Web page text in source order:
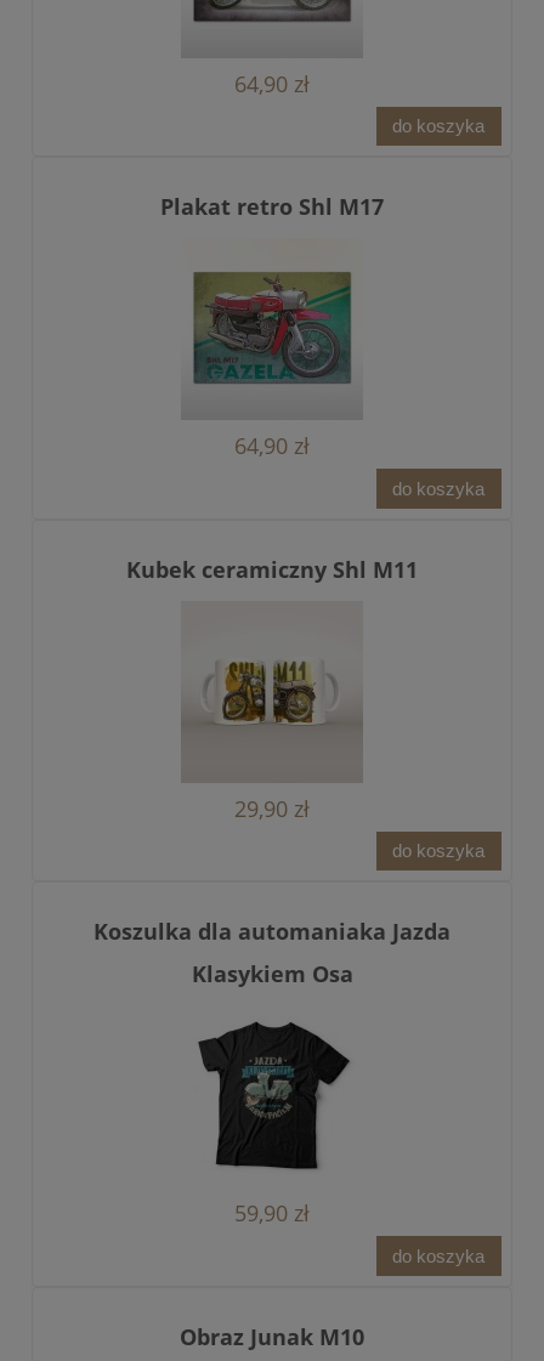
64,90 zł
do koszyka
Plakat retro Shl M17
64,90 zł
do koszyka
Kubek ceramiczny Shl M11
29,90 zł
do koszyka
Koszulka dla automaniaka Jazda
Klasykiem Osa
59,90 zł
do koszyka
Obraz Junak M10